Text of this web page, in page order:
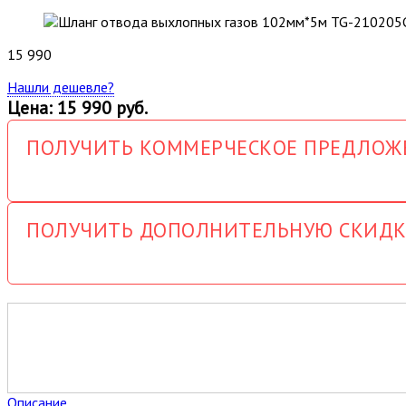
15 990
Нашли дешевле?
Цена: 15 990 руб.
ПОЛУЧИТЬ КОММЕРЧЕСКОЕ
ПОЛУЧИТЬ ДОПОЛНИТЕЛЬНУЮ
Описание